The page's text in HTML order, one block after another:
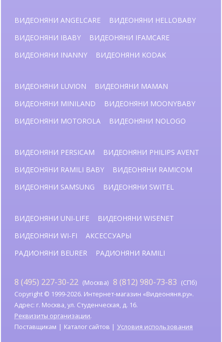
ВИДЕОНЯНИ ANGELCARE
ВИДЕОНЯНИ HELLOBABY
ВИДЕОНЯНИ IBABY
ВИДЕОНЯНИ IFAMCARE
ВИДЕОНЯНИ INANNY
ВИДЕОНЯНИ KODAK
ВИДЕОНЯНИ LUVION
ВИДЕОНЯНИ MAMAN
ВИДЕОНЯНИ MINILAND
ВИДЕОНЯНИ MOONYBABY
ВИДЕОНЯНИ MOTOROLA
ВИДЕОНЯНИ NOLOGO
ВИДЕОНЯНИ PERSICAM
ВИДЕОНЯНИ PHILIPS AVENT
ВИДЕОНЯНИ RAMILI BABY
ВИДЕОНЯНИ RAMICOM
ВИДЕОНЯНИ SAMSUNG
ВИДЕОНЯНИ SWITEL
ВИДЕОНЯНИ UNI-LIFE
ВИДЕОНЯНИ WISENET
ВИДЕОНЯНИ WI-FI
АКСЕССУАРЫ
РАДИОНЯНИ BEURER
РАДИОНЯНИ RAMILI
8 (495) 227-30-22 (Москва) 8 (812) 980-73-83 (СПб)
Copyright © 1999-2026. Интернет-магазин «Видеоняня.ру».
Адрес: г. Москва, ул. Студенческая, д. 16.
Реквизиты организации.
Поставщикам
Каталог сайтов Условия использования